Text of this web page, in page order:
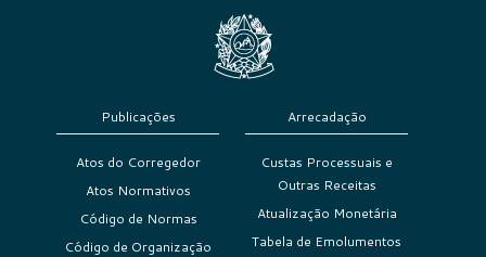
Publicações
Atos do Corregedor
Atos Normativos
Código de Normas
Código de Organização
Arrecadação
Custas Processuais e
Outras Receitas
Atualização Monetária
Tabela de Emolumentos